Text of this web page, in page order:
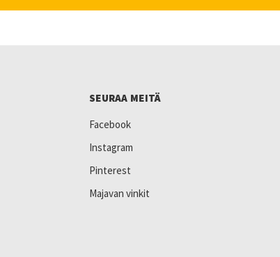
SEURAA MEITÄ
Facebook
Instagram
Pinterest
Majavan vinkit